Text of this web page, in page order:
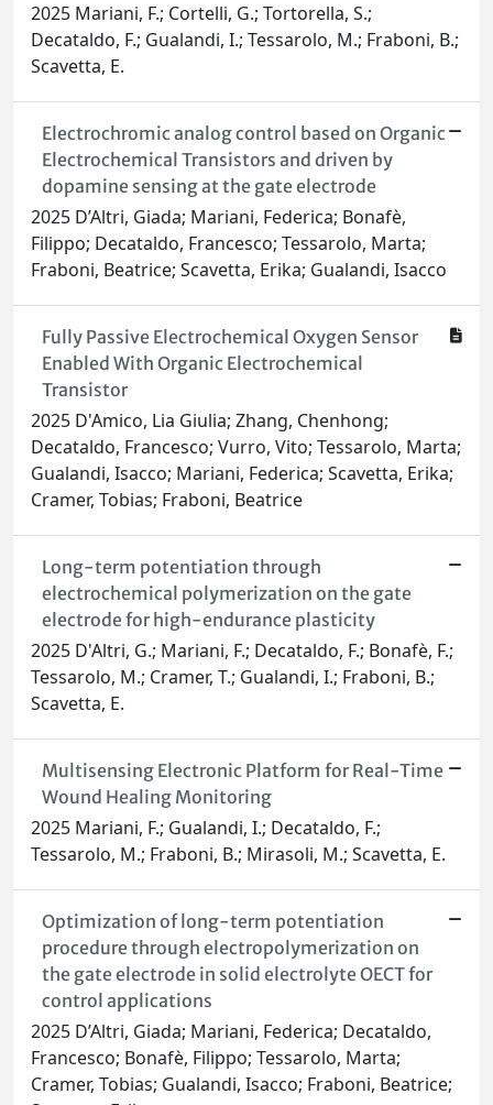
2025 Mariani, F.; Cortelli, G.; Tortorella, S.;
Decataldo, F.; Gualandi, I.; Tessarolo, M.; Fraboni, B.;
Scavetta, E.
Electrochromic analog control based on Organic
Electrochemical Transistors and driven by
dopamine sensing at the gate electrode
2025 D’Altri, Giada; Mariani, Federica; Bonafè,
Filippo; Decataldo, Francesco; Tessarolo, Marta;
Fraboni, Beatrice; Scavetta, Erika; Gualandi, Isacco
Fully Passive Electrochemical Oxygen Sensor
Enabled With Organic Electrochemical
Transistor
2025 D'Amico, Lia Giulia; Zhang, Chenhong;
Decataldo, Francesco; Vurro, Vito; Tessarolo, Marta;
Gualandi, Isacco; Mariani, Federica; Scavetta, Erika;
Cramer, Tobias; Fraboni, Beatrice
Long-term potentiation through
electrochemical polymerization on the gate
electrode for high-endurance plasticity
2025 D'Altri, G.; Mariani, F.; Decataldo, F.; Bonafè, F.;
Tessarolo, M.; Cramer, T.; Gualandi, I.; Fraboni, B.;
Scavetta, E.
Multisensing Electronic Platform for Real-Time
Wound Healing Monitoring
2025 Mariani, F.; Gualandi, I.; Decataldo, F.;
Tessarolo, M.; Fraboni, B.; Mirasoli, M.; Scavetta, E.
Optimization of long-term potentiation
procedure through electropolymerization on
the gate electrode in solid electrolyte OECT for
control applications
2025 D’Altri, Giada; Mariani, Federica; Decataldo,
Francesco; Bonafè, Filippo; Tessarolo, Marta;
Cramer, Tobias; Gualandi, Isacco; Fraboni, Beatrice;